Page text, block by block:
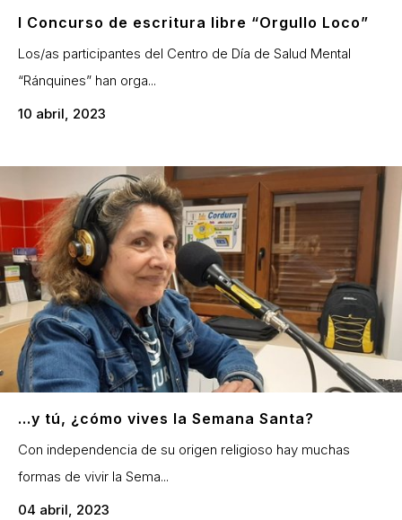
I Concurso de escritura libre “Orgullo Loco”
Los/as participantes del Centro de Día de Salud Mental
“Ránquines” han orga...
10 abril, 2023
…y tú, ¿cómo vives la Semana Santa?
Con independencia de su origen religioso hay muchas
formas de vivir la Sema...
04 abril, 2023